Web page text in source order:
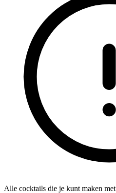
Alle cocktails die je kunt maken met